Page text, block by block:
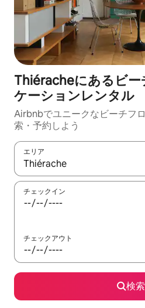
Thiéracheにあるビ
ケーションレンタル
Airbnbでユニークなビーチフ
索・予約しよう
エリア
検索結果が表示されたら、上下
チェックイン
チェックアウト
検索